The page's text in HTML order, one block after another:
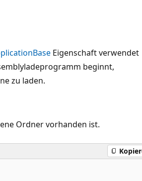
Eigenschaft verwendet
beginnt,
zu laden.
Ordner vorhanden ist.